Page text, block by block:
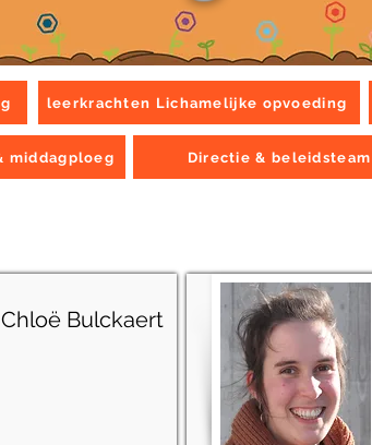
leerkrachten Lichamelijke opvoeding
middagploeg Directie & beleidsteam
Bulckaert